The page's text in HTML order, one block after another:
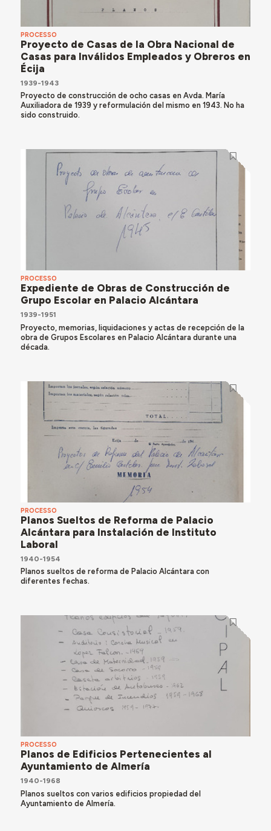
PROCESSO
Proyecto de Casas de la Obra Nacional de
Casas para Inválidos Empleados y Obreros en
Écija
1939-1943
Proyecto de construcción de ocho casas en Avda. María
Auxiliadora de 1939 y reformulación del mismo en 1943. No ha
sido construido.
PROCESSO
Expediente de Obras de Construcción de
Grupo Escolar en Palacio Alcántara
1939-1951
Proyecto, memorias, liquidaciones y actas de recepción de la
obra de Grupos Escolares en Palacio Alcántara durante una
década.
PROCESSO
Planos Sueltos de Reforma de Palacio
Alcántara para Instalación de Instituto
Laboral
1940-1954
Planos sueltos de reforma de Palacio Alcántara con
diferentes fechas.
PROCESSO
Planos de Edificios Pertenecientes al
Ayuntamiento de Almería
1940-1968
Planos sueltos con varios edificios propiedad del
Ayuntamiento de Almería.